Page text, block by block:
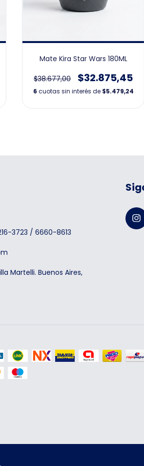
Mate Kira Star Wars 180ML
$38.677,00 $32.875,45
6 cuotas sin interés de $5.479,24
3723 / 6660-8613
Martelli. Buenos Aires,